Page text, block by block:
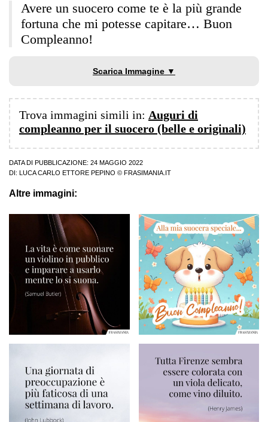
Avere un suocero come te è la più grande
fortuna che mi potesse capitare… Buon
Compleanno!
Scarica Immagine ▼
Trova immagini simili in: Auguri di
compleanno per il suocero (belle e originali)
DATA DI PUBBLICAZIONE: 24 MAGGIO 2022
DI:
LUCA CARLO ETTORE PEPINO © FRASIMANIA.IT
Altre immagini: